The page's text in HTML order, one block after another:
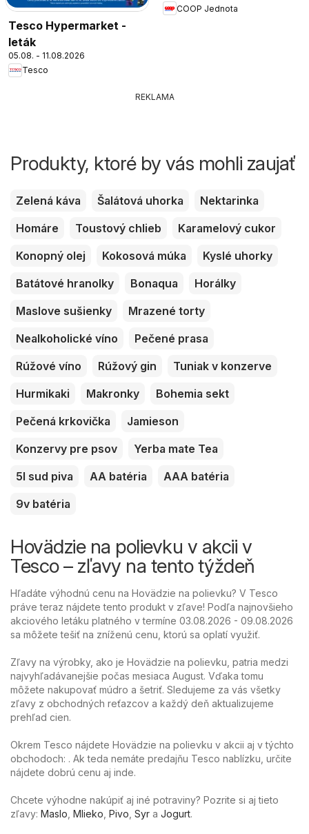
Tesco Hypermarket -
leták
05.08. - 11.08.2026
Tesco
COOP Jednota
REKLAMA
Produkty, ktoré by vás mohli zaujať
Zelená káva Šalátová uhorka
Nektarinka
Homáre
Toustový chlieb
Karamelový cukor
Konopný olej
Kokosová múka
Kyslé uhorky
Batátové hranolky
Bonaqua
Horálky
Maslove sušienky
Mrazené torty
Nealkoholické víno
Pečené prasa
Rúžové víno
Rúžový gin
Tuniak v konzerve
Hurmikaki
Makronky
Bohemia sekt
Pečená krkovička
Jamieson
Konzervy pre psov
Yerba mate Tea
5l sud piva
AA batéria
AAA batéria
9v batéria
Hovädzie na polievku v akcii v
Tesco – zľavy na tento týždeň
Hľadáte výhodnú cenu na Hovädzie na polievku? V Tesco
práve teraz nájdete tento produkt v zľave! Podľa najnovšieho
akciového letáku platného v termíne 03.08.2026 - 09.08.2026
sa môžete tešiť na zníženú cenu, ktorú sa oplatí využiť.
Zľavy na výrobky, ako je Hovädzie na polievku, patria medzi
najvyhľadávanejšie počas mesiaca August. Vďaka tomu
môžete nakupovať múdro a šetriť. Sledujeme za vás všetky
zľavy z obchodných reťazcov a každý deň aktualizujeme
prehľad cien.
Okrem Tesco nájdete Hovädzie na polievku v akcii aj v týchto
obchodoch: . Ak teda nemáte predajňu Tesco nablízku, určite
nájdete dobrú cenu aj inde.
Chcete výhodne nakúpiť aj iné potraviny? Pozrite si aj tieto
zľavy: Maslo Mlieko Pivo Syr a Jogurt.